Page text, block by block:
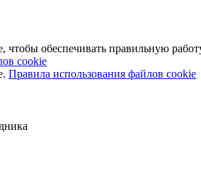
обеспечивать правильную
cookie
Правила использования файлов cookie